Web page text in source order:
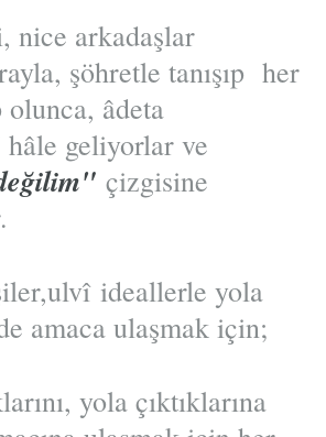
nice arkadaşlar
şöhretle tanışıp her
âdeta
hâle geliyorlar ve
çizgisine
ideallerle yola
amaca ulaşmak için;
yola çıktıklarına